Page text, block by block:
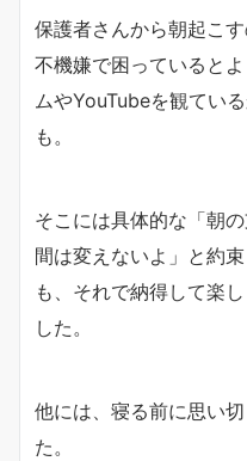
保護者さんから朝起こ
不機嫌で困っていると
ムやYouTubeを観てい
も。
そこには具体的な「朝
間は変えないよ」と約
も、それで納得して楽
した。
他には、寝る前に思い
た。